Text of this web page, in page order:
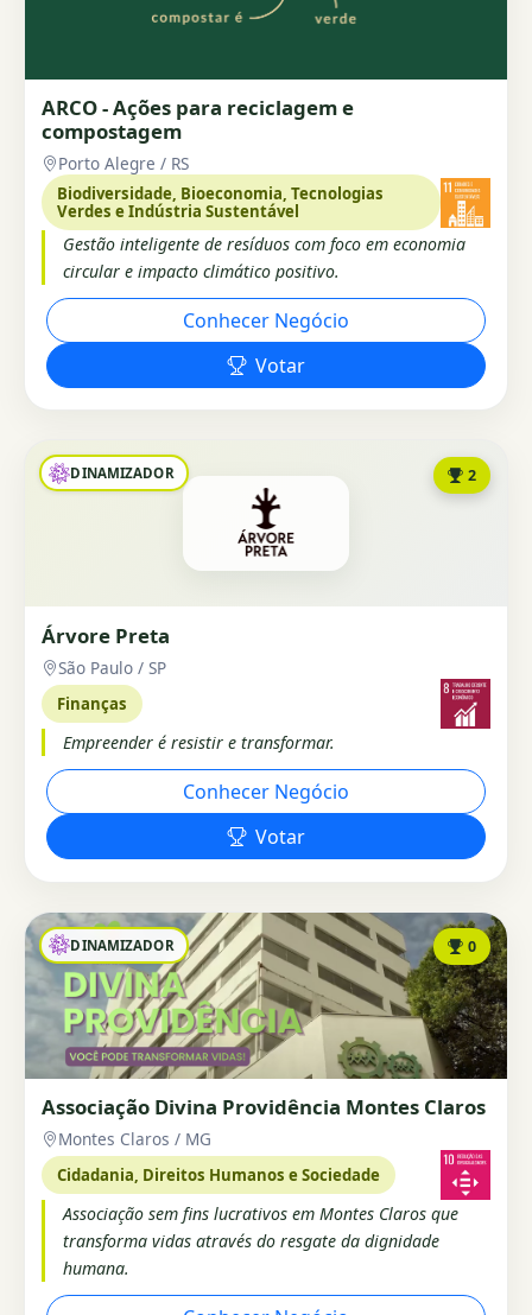
ARCO - Ações para reciclagem e
compostagem
Porto Alegre / RS
Biodiversidade, Bioeconomia, Tecnologias
Verdes e Indústria Sustentável
Gestão inteligente de resíduos com foco em economia
circular e impacto climático positivo.
Conhecer Negócio
Votar
DINAMIZADOR 2
Árvore Preta
São Paulo / SP
Finanças
Empreender é resistir e transformar.
Conhecer Negócio
Votar
DINAMIZADOR 0
Associação Divina Providência Montes Claros
Montes Claros / MG
Cidadania, Direitos Humanos e Sociedade
Associação sem fins lucrativos em Montes Claros que
transforma vidas através do resgate da dignidade
humana.